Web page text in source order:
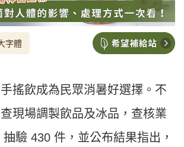
字體
搖飲成為民眾消暑好選擇。不
現場調製飲品及冰品，查核業
驗 430 件，並公布結果指出，